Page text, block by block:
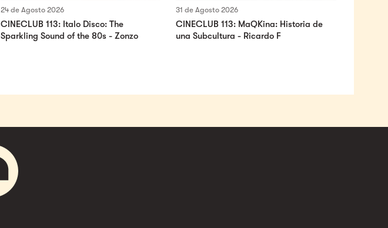
24 de Agosto 2026
CINECLUB 113: Italo Disco: The
Sparkling Sound of the 80s - Zonzo
31 de Agosto 2026
CINECLUB 113: MaQKina: Historia de
una Subcultura - Ricardo F